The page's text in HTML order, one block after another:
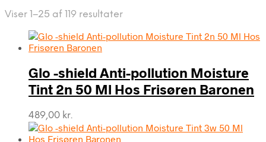
Viser 1–25 af 119 resultater
Glo -shield Anti-pollution Moisture
Tint 2n 50 Ml Hos Frisøren Baronen
489,00 kr.